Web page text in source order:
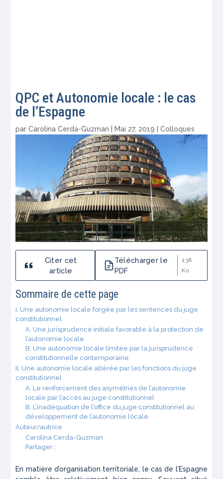
QPC et Autonomie locale : le cas
de l’Espagne
parCarolina Cerda-Guzman |Mai 27, 2019 |Colloques
Citer cet
article
Télécharger le
PDF
138
Ko
Sommaire de cette page
I. Une autonomie locale forgée par les sentences du juge
constitutionnel
A. Une jurisprudence initiale favorable à la protection de
l’autonomie locale
B. Une autonomie locale limitée par la jurisprudence
constitutionnelle contemporaine
II. Une autonomie locale altérée par les fonctions du juge
constitutionnel
A. Le renforcement des asymétries de l’autonomie
locale par l’accès au juge constitutionnel
B. L’inadéquation de l’office du juge constitutionnel au
développement de l’autonomie locale
Auteur/autrice
Carolina Cerda-Guzman
Partager :
En matière d’organisation territoriale, le cas de l’Espagne